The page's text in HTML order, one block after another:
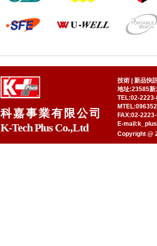
科嘉事業有限公司
K-Tech Plus Co.,Ltd
技術
新品快
地址:23585新
TEL:02-
FAX:02-
E-
Copyright @